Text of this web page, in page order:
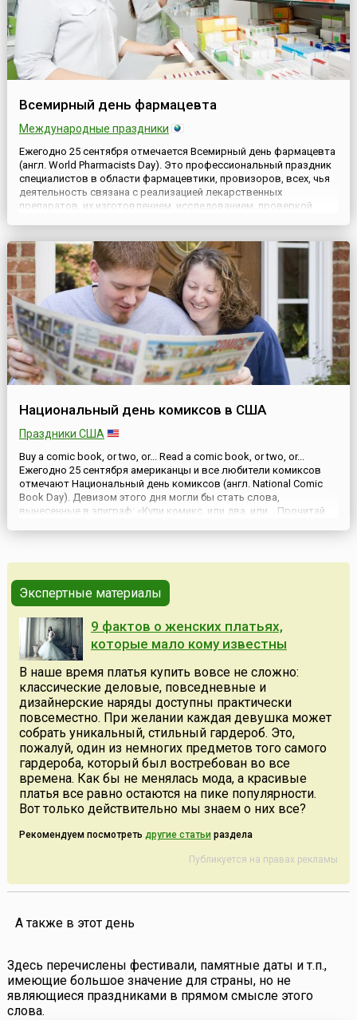
Всемирный день фармацевта
Международные праздники
Ежегодно 25 сентября отмечается Всемирный день фармацевта
(англ. World Pharmacists Day). Это профессиональный праздник
специалистов в области фармацевтики, провизоров, всех, чья
деятельность связана с реализацией лекарственных
препаратов, их изготовлением, исследованием, проверкой
фар...
Национальный день комиксов в США
Праздники США
Buy a comic book, or two, or... Read a comic book, or two, or...
Ежегодно 25 сентября американцы и все любители комиксов
отмечают Национальный день комиксов (англ. National Comic
Book Day). Девизом этого дня могли бы стать слова,
вынесенные в эпиграф: «Купи комикс, или два, или... Прочитай
Экспертные материалы
9 фактов о женских платьях,
которые мало кому известны
В наше время платья купить вовсе не сложно:
классические деловые, повседневные и
дизайнерские наряды доступны практически
повсеместно. При желании каждая девушка может
собрать уникальный, стильный гардероб. Это,
пожалуй, один из немногих предметов того самого
гардероба, который был востребован во все
времена. Как бы не менялась мода, а красивые
платья все равно остаются на пике популярности.
Вот только действительно мы знаем о них все?
Рекомендуем посмотреть другие статьи раздела
Публикуется на правах рекламы
А также в этот день
Здесь перечислены фестивали, памятные даты и т.п.,
имеющие большое значение для страны, но не
являющиеся праздниками в прямом смысле этого
слова.